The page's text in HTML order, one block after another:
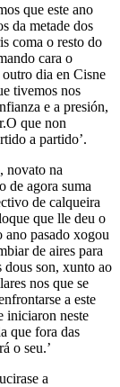
que este ano
da metade dos
coma o resto do
cara o
dia en Cisne
tivemos nos
e a presión,
que non
a partido’.
novato na
de agora suma
de calqueira
que lle deu o
ano pasado xogou
de aires para
son, xunto ao
nos que se
a este
iniciaron neste
que fora das
o seu.’
a